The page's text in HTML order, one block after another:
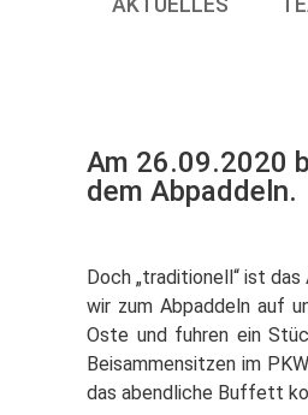
AKTUELLES
Am 26.09.2020
dem Abpaddeln.
Doch „traditionell“ ist
wir zum Abpaddeln auf
Oste und fuhren ein
Beisammensitzen im
das abendliche Buffett